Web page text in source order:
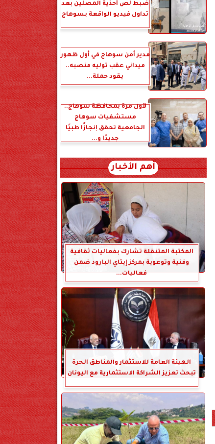
ضبط لص أحذية المصلين بعد
تداول فيديو الواقعة بسوهاج
مدير أمن سوهاج في أول ظهور
ميداني عقب توليه منصبه..
يقود حملة...
لأول مرة بمحافظة سوهاج..
مستشفيات سوهاج
الجامعية تحقق إنجازًا طبيًا
جديدًا و...
أهم الأخبار
المكتبة المتنقلة تشارك بفعاليات ثقافية
وفنية وتوعوية بمركز إيتاي البارود ضمن
فعاليات...
الهيئة العامة للاستثمار والمناطق الحرة
تبحث تعزيز الشراكة الاستثمارية مع اليونان